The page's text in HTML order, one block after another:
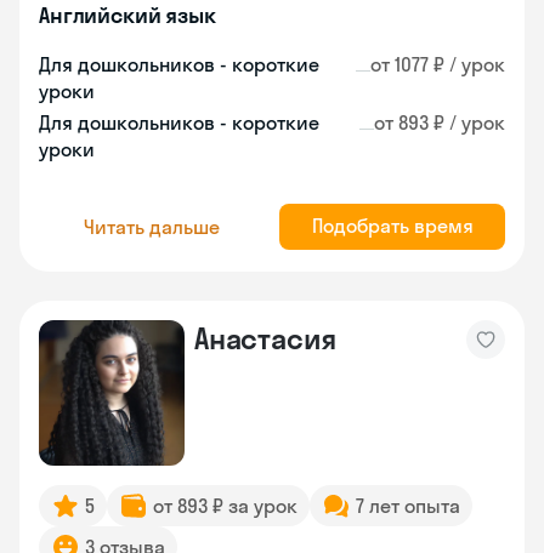
Английский язык
Для дошкольников - короткие
уроки
от 1077 ₽ / урок
Для дошкольников - короткие
уроки
от 893 ₽ / урок
Читать дальше Подобрать время
Анастасия
5 от 893 ₽ за урок
7 лет опыта
3 отзыва